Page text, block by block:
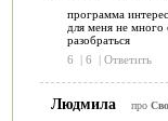
программа
для меня не много
разобраться
6
| 6 | Ответить
Людмила про